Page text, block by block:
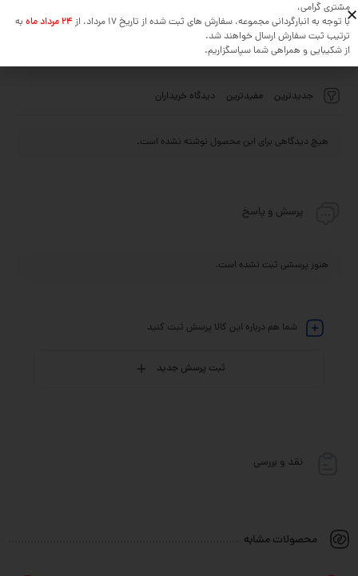
جدیدترین مفیدترین دیدگاه خریداران
هیچ دیدگاهی برای این محصول نوشته نشده است.
افزودن دیدگاه
پرسش و پاسخ
هنوز پرسشی ثبت نشده است.
شما هم درباره این کالا پرسش ثبت کنید
ثبت پرسش جدید
نقد و بررسی
محصولات مشابه
مشتری گرامی،
با توجه به انبارگردانی مجموعه، سفارش های ثبت شده از تاریخ 17 مرداد، از
24 مرداد ماه
به
ترتیب ثبت سفارش ارسال خواهند شد.
از شکیبایی و همراهی شما سپاسگزاریم.